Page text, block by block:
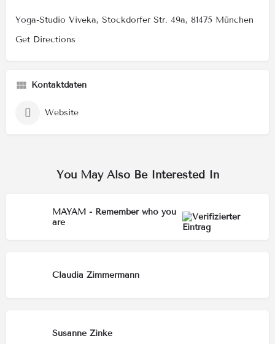
Yoga-Studio Viveka, Stockdorfer Str. 49a, 81475 München
Get Directions
Kontaktdaten
Website
You May Also Be Interested In
MAYAM - Remember who you
are
Claudia Zimmermann
Susanne Zinke